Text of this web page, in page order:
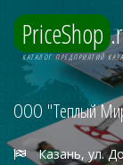
PriceShop
КАТАЛОГ ПРЕДПРИЯТИЙ
ООО "Теплый
Казань, ул.